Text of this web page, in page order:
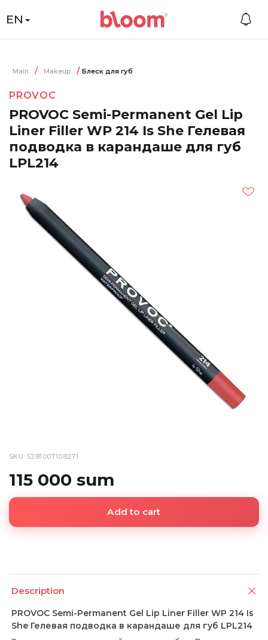
EN
Main Makeup Блеск для губ
PROVOC
PROVOC Semi-Permanent Gel Lip
Liner Filler WP 214 Is She Гелевая
подводка в карандаше для губ
LPL214
SKU: 5281007108271
115 000 sum
Add to cart
Description
PROVOC Semi-Permanent Gel Lip Liner Filler WP 214 Is
She Гелевая подводка в карандаше для губ LPL214